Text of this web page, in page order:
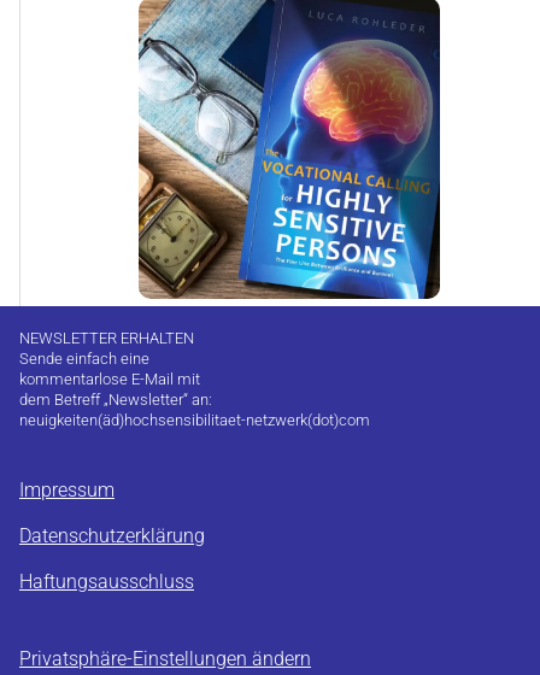
NEWSLETTER ERHALTEN
Sende einfach eine
kommentarlose E-Mail mit
dem Betreff „Newsletter“ an:
neuigkeiten(äd)hochsensibilitaet-netzwerk(dot)com
Impressum
Datenschutzerklärung
Haftungsausschluss
Privatsphäre-Einstellungen ändern